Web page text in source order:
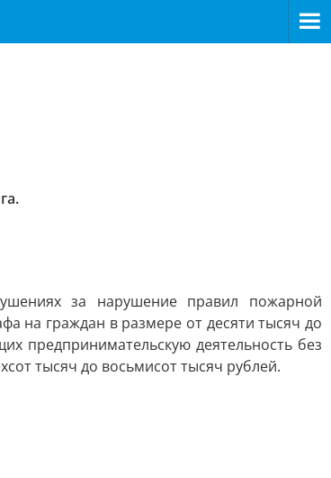
за нарушение правил пожарной
граждан в размере от десяти тысяч до
предпринимательскую деятельность без
тысяч до восьмисот тысяч рублей.